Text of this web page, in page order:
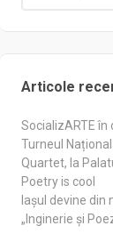
Articole
SocializARTE
Turneul
Quartet, la
Poetry is cool
Iașul devine din
„Inginerie și